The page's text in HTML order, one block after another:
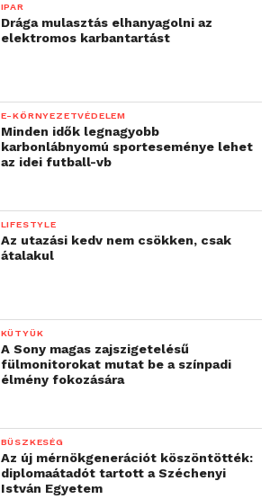
IPAR
Drága mulasztás elhanyagolni az
elektromos karbantartást
E-KÖRNYEZETVÉDELEM
Minden idők legnagyobb
karbonlábnyomú sporteseménye lehet
az idei futball-vb
LIFESTYLE
Az utazási kedv nem csökken, csak
átalakul
KÜTYÜK
A Sony magas zajszigetelésű
fülmonitorokat mutat be a színpadi
élmény fokozására
BÜSZKESÉG
Az új mérnökgenerációt köszöntötték:
diplomaátadót tartott a Széchenyi
István Egyetem